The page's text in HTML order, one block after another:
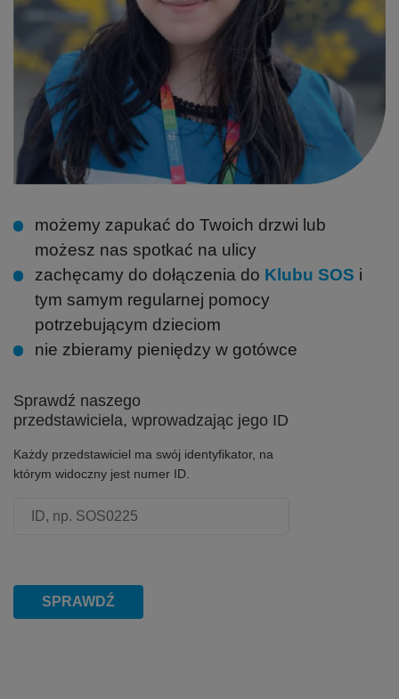
możemy zapukać do Twoich drzwi lub
możesz nas spotkać na ulicy
zachęcamy do dołączenia do Klubu SOS i
tym samym regularnej pomocy
potrzebującym dzieciom
nie zbieramy pieniędzy w gotówce
Sprawdź naszego
przedstawiciela, wprowadzając jego ID
Każdy przedstawiciel ma swój identyfikator, na
którym widoczny jest numer ID.
SPRAWDŹ